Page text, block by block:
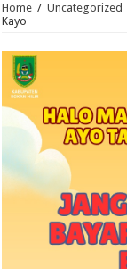
Home / Uncategorized
Kayo